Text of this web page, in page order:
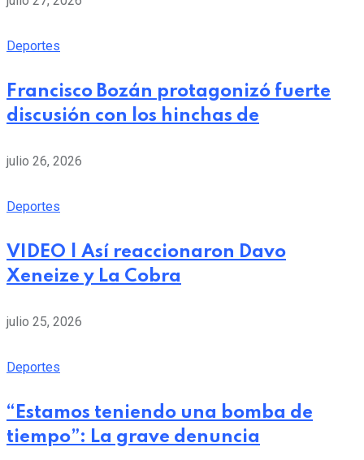
Deportes
Francisco Bozán protagonizó fuerte
discusión con los hinchas de
julio 26, 2026
Deportes
VIDEO | Así reaccionaron Davo
Xeneize y La Cobra
julio 25, 2026
Deportes
“Estamos teniendo una bomba de
tiempo”: La grave denuncia